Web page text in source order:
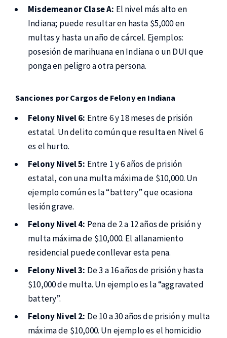
Misdemeanor Clase A: El nivel más alto en
Indiana; puede resultar en hasta $5,000 en
multas y hasta un año de cárcel. Ejemplos:
posesión de marihuana en Indiana o un DUI que
ponga en peligro a otra persona.
Sanciones por Cargos de Felony en Indiana
Felony Nivel 6: Entre 6 y 18 meses de prisión
estatal. Un delito común que resulta en Nivel 6
es el hurto.
Felony Nivel 5: Entre 1 y 6 años de prisión
estatal, con una multa máxima de $10,000. Un
ejemplo común es la “battery” que ocasiona
lesión grave.
Felony Nivel 4: Pena de 2 a 12 años de prisión y
multa máxima de $10,000. El allanamiento
residencial puede conllevar esta pena.
Felony Nivel 3: De 3 a 16 años de prisión y hasta
$10,000 de multa. Un ejemplo es la “aggravated
battery”.
Felony Nivel 2: De 10 a 30 años de prisión y multa
máxima de $10,000. Un ejemplo es el homicidio